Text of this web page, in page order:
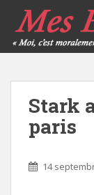
Stark
paris
14